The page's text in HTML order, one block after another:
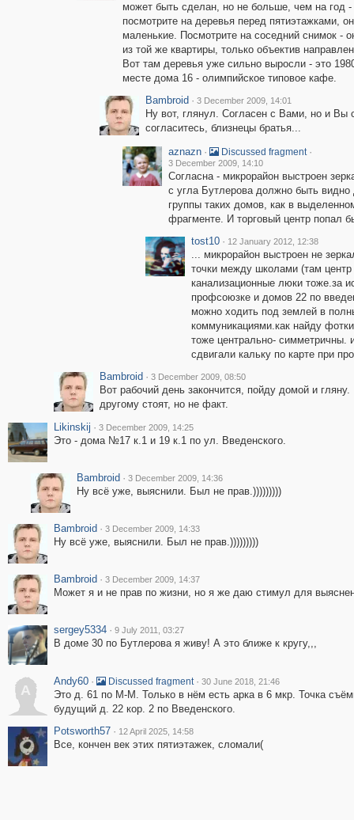
может быть сделан, но не больше, чем на год -
посмотрите на деревья перед пятиэтажками,
маленькие. Посмотрите на соседний снимок -
из той же квартиры, только объектив
Вот там деревья уже сильно выросли - это
месте дома 16 - олимпийское типовое кафе.
Bambroid · 3 December 2009, 14:01
Ну вот, глянул. Согласен с Вами, но и Вы
согласитесь, близнецы братья...
aznazn · Discussed fragment ·
3 December 2009, 14:10
Согласна - микрорайон выстроен
с угла Бутлерова должно быть видно
группы таких домов, как в
фрагменте. И торговый центр попал
tost10 · 12 January 2012, 12:38
... микрорайон выстроен не
точки между школами (там
канализационные люки тоже.за
профсоюзке и домов 22 по
можно ходить под землей в
коммуникациями.как найду
тоже центрально- симметричны.
сдвигали кальку по карте при
Bambroid · 3 December 2009, 08:50
Вот рабочий день закончится, пойду домой и
другому стоят, но не факт.
Likinskij · 3 December 2009, 14:25
Это - дома №17 к.1 и 19 к.1 по ул. Введенского.
Bambroid · 3 December 2009, 14:36
Ну всё уже, выяснили. Был не прав.)))))))))
Bambroid · 3 December 2009, 14:33
Ну всё уже, выяснили. Был не прав.)))))))))
Bambroid · 3 December 2009, 14:37
Может я и не прав по жизни, но я же даю стимул для
sergey5334 · 9 July 2011, 03:27
В доме 30 по Бутлерова я живу! А это ближе к кругу,,,
A
Andy60 · Discussed fragment · 30 June 2018, 21:46
Это д. 61 по М-М. Только в нём есть арка в 6 мкр. Точка
будущий д. 22 кор. 2 по Введенского.
Potsworth57 · 12 April 2025, 14:58
Все, кончен век этих пятиэтажек, сломали(